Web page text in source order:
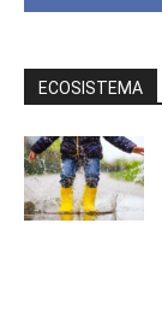
ECOSISTEMA